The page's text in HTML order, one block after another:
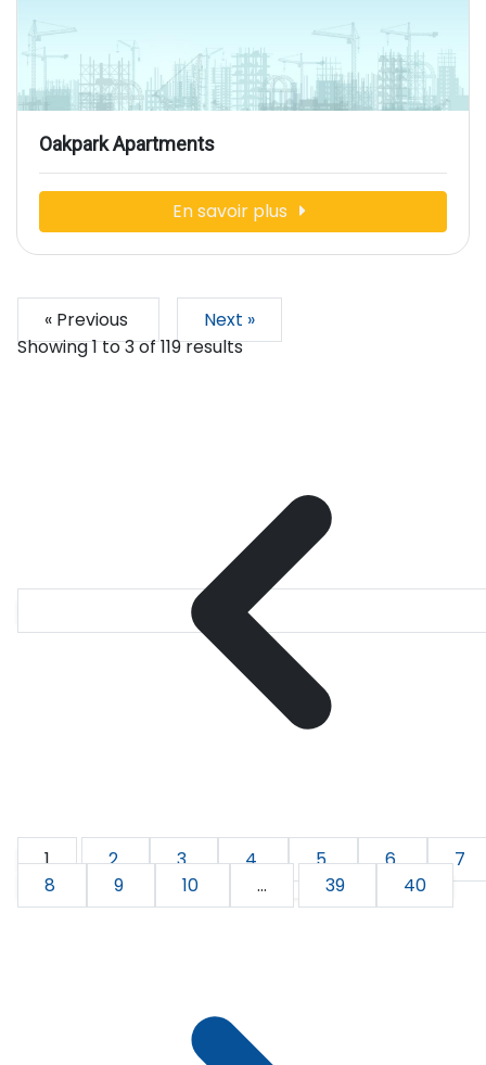
Oakpark Apartments
En savoir plus
« Previous
Next »
Showing1to3of119results
1 2 3 4 5 6
7
8
9 10 ... 39 40